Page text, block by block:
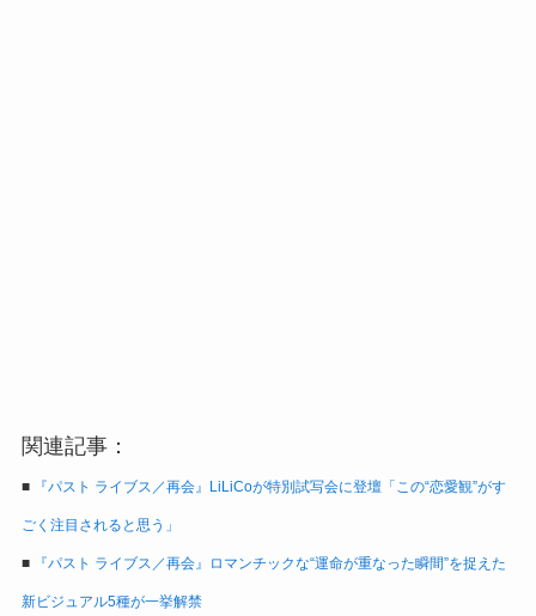
関連記事：
■ 『パスト ライブス／再会』LiLiCoが特別試写会に登壇「この“恋愛観”がす
ごく注目されると思う」
■ 『パスト ライブス／再会』ロマンチックな“運命が重なった瞬間”を捉えた
新ビジュアル5種が一挙解禁